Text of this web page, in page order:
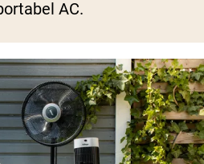
AC.